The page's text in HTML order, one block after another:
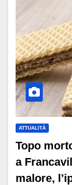
ATTUALITÀ
Topo
a
malore,